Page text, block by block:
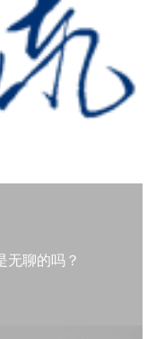
无聊的吗？